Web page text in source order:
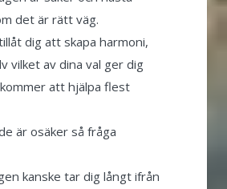
det är rätt väg.
dig att skapa harmoni,
vilket av dina val ger dig
att hjälpa flest
är osäker så fråga
kanske tar dig långt ifrån